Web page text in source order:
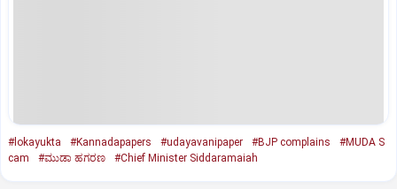
#lokayukta #Kannadapapers #udayavanipaper #BJP complains
#MUDA S
cam
#ಮುಡಾ ಹಗರಣ #Chief Minister Siddaramaiah